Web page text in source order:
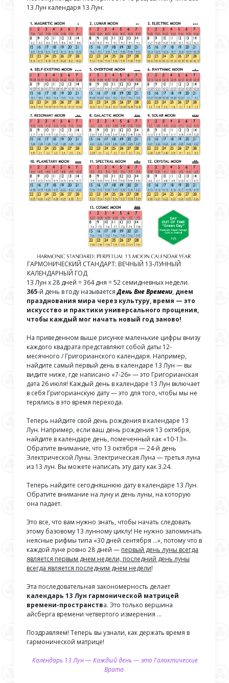
13 Лун календаря 13 Лун:
ГАРМОНИЧЕСКИЙ СТАНДАРТ: ВЕЧНЫЙ 13-ЛУННЫЙ
КАЛЕНДАРНЫЙ ГОД
13 Лун х 28 дней = 364 дня = 52 семидневных недели.
365-й день в году называетсяДень Вне Времени, днем
празднования мира через культуру, время — это
искусство и практики универсального прощения,
чтобы каждый мог начать новый год заново!
На приведенном выше рисунке маленькие цифры внизу
каждого квадрата представляют собой даты 12-
месячного / Григорианского календаря. Например,
найдите самый первый день в календаре 13 Лун — вы
видите ниже, где написано «7-26» — это Григорианская
дата 26 июля! Каждый день в календаре 13 Лун включает
в себя Григорианскую дату — это для того, чтобы мы не
терялись в это время перехода.
Теперь найдите свой день рождения в календаре 13
Лун. Например, если ваш день рождения 13 октября,
найдите в календаре день, помеченный как «10-13».
Обратите внимание, что 13 октября — 24-й день
Электрической Луны. Электрическая Луна — третья луна
из 13 лун. Вы можете написать эту дату как 3.24.
Теперь найдите сегодняшнюю дату в календаре 13 Лун.
Обратите внимание на луну и день луны, на которую
она падает.
Это все, что вам нужно знать, чтобы начать следовать
этому базовому 13 лунному циклу! Не нужно запоминать
неясные рифмы типа «30 дней сентября …», потому что в
каждой луне ровно 28 дней — первый день луны всегда
является первым днем недели, последний день луны
всегда является последним днем недели!
Эта последовательная закономерность делает
календарь 13 Лун гармонической матрицей
времени-пространства. Это только вершина
айсберга времени четвертого измерения …
Поздравляем! Теперь вы узнали, как держать время в
гармонической матрице!
Календарь 13 Лун — Каждый день — это Галактические
Врата